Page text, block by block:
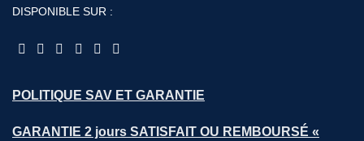
DISPONIBLE SUR :
POLITIQUE SAV ET GARANTIE
GARANTIE 2 jours SATISFAIT OU REMBOURSÉ «